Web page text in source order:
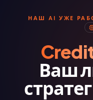
НАШ AI УЖЕ
Ваш